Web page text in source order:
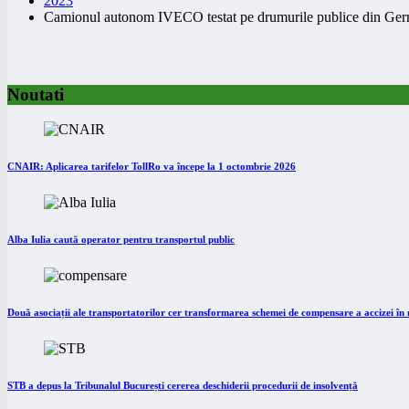
Camionul autonom IVECO testat pe drumurile publice din
Noutati
CNAIR: Aplicarea tarifelor TollRo va începe la 1 octombrie 2026
Alba Iulia caută operator pentru transportul public
Două asociații ale transportatorilor cer transformarea schemei de compensare a accizei în
STB a depus la Tribunalul București cererea deschiderii procedurii de insolvență